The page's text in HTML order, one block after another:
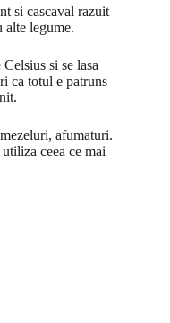
si cascaval razuit
alte legume.
si se lasa
ca totul e patruns
afumaturi.
ceea ce mai